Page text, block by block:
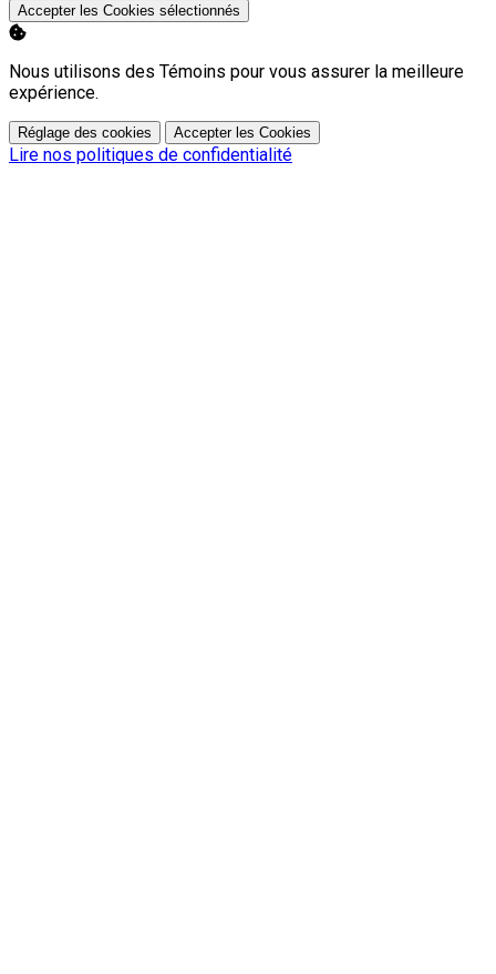
Accepter les Cookies sélectionnés
Nous utilisons des Témoins pour vous assurer la meilleure
expérience.
Réglage des cookies Accepter les Cookies
Lire nos politiques de confidentialité